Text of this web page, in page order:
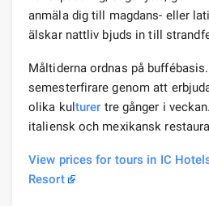
anmäla dig till magdans- eller
älskar nattliv bjuds in till
Måltiderna ordnas på
semesterfirare genom att
olika kulturer tre gånger i
italiensk och mexikansk
View prices for tours in IC
Resort